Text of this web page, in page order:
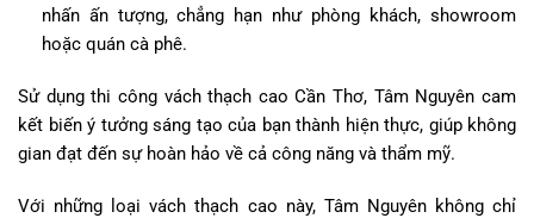
nhấn ấn tượng, chẳng hạn như phòng khách, showroom
hoặc quán cà phê.
Sử dụng thi công vách thạch cao Cần Thơ, Tâm Nguyên cam
kết biến ý tưởng sáng tạo của bạn thành hiện thực, giúp không
gian đạt đến sự hoàn hảo về cả công năng và thẩm mỹ.
Với những loại vách thạch cao này, Tâm Nguyên không chỉ